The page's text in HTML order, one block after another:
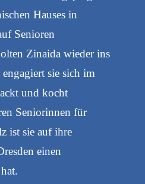
Hauses in
Senioren
Zinaida wieder ins
sie sich im
und kocht
Seniorinnen für
ist sie auf ihre
einen